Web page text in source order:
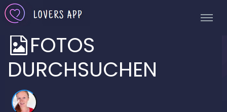
FOTOS
DURCHSUCHEN
✅